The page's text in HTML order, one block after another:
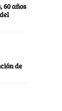
60 años
de